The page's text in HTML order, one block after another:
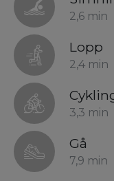
2,6 min
Lopp
2,4 min
3,3 min
Gå
7,9 min